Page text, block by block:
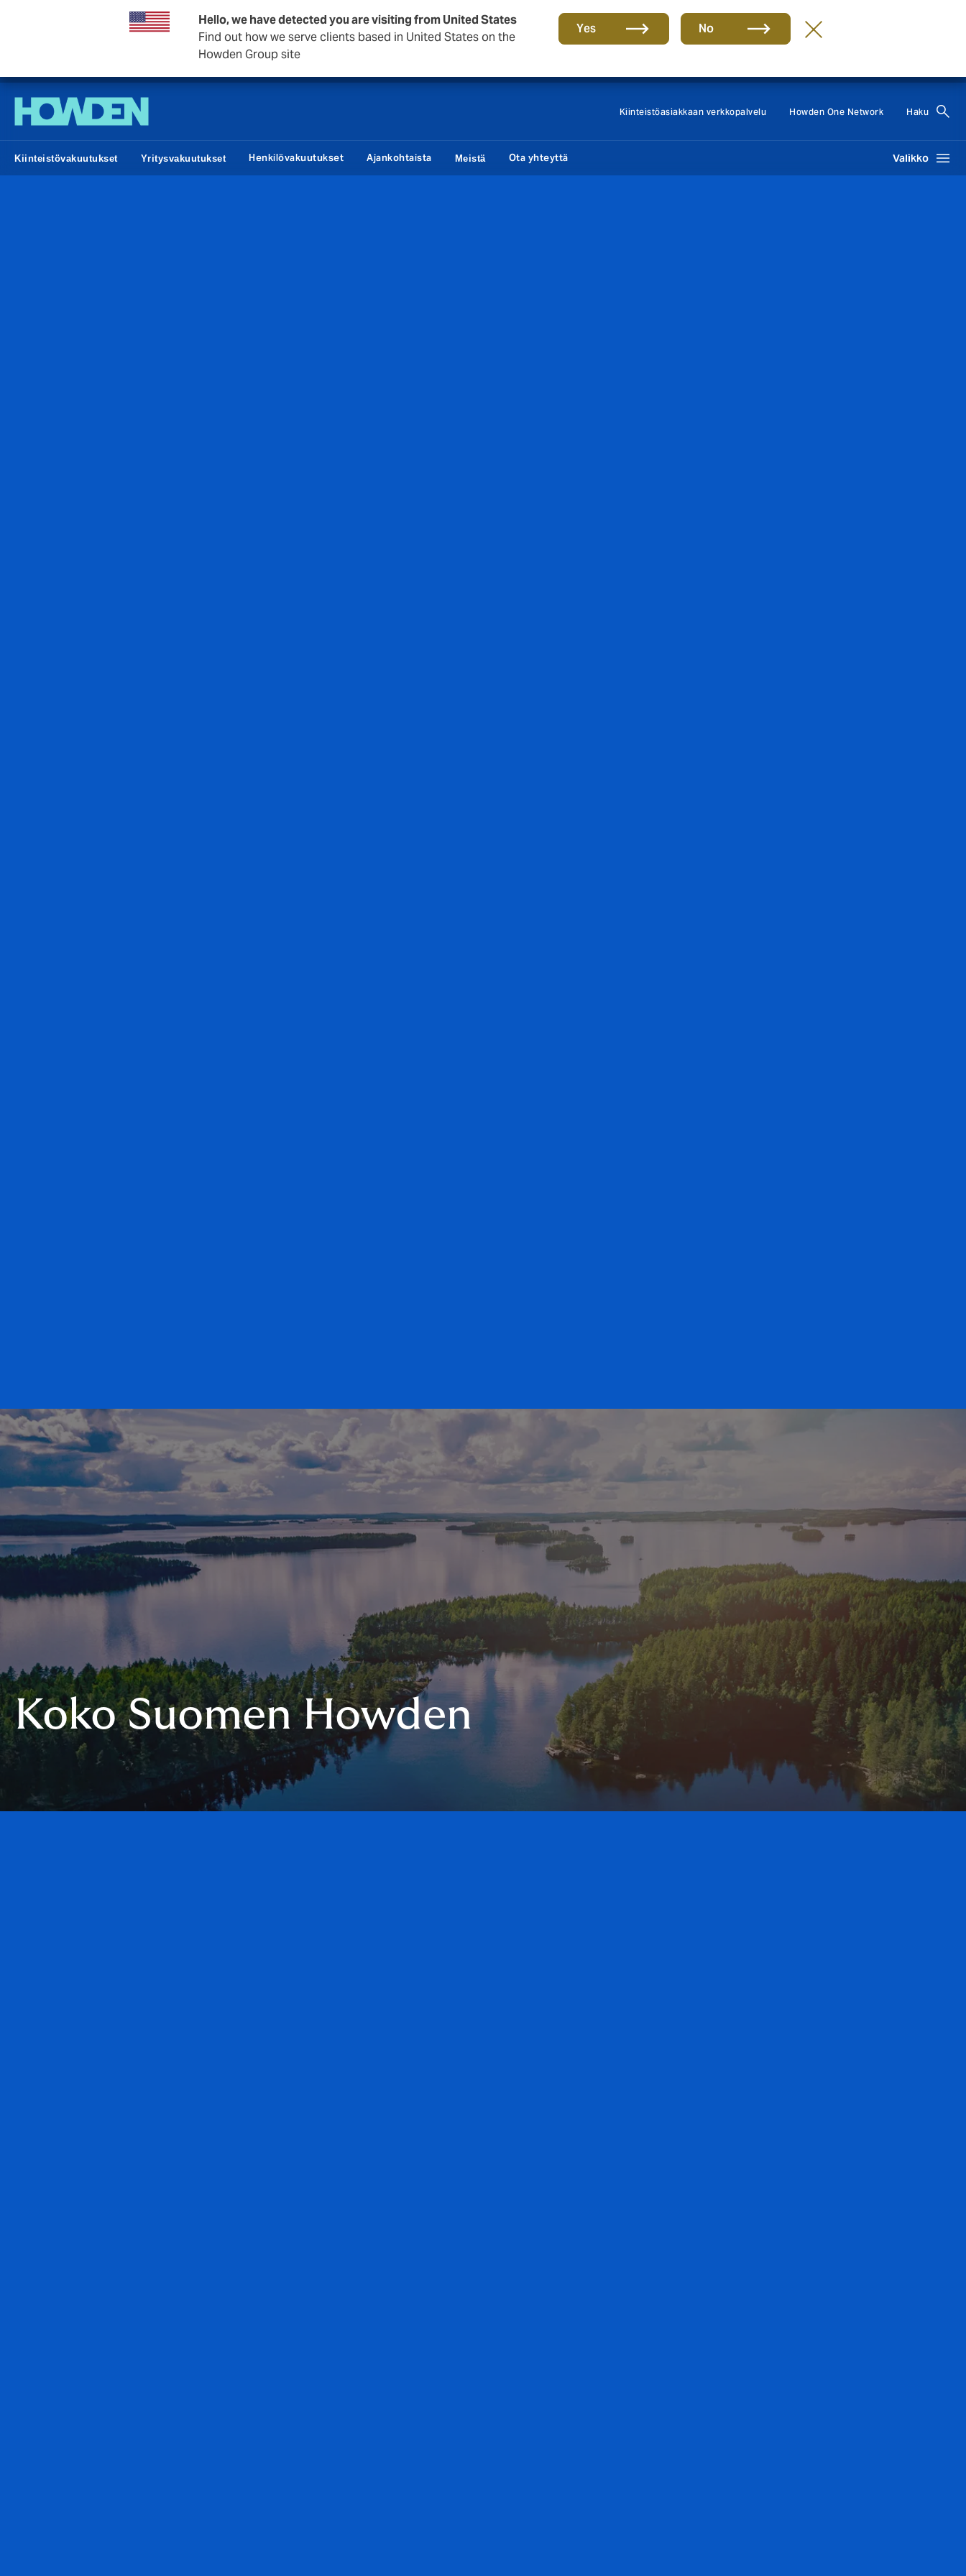
Hello, we have detected you are visiting from United States
Find out how we serve clients based in United States on the
Howden Group site
Yes No
Tärkeää asiaa sinulle taloyhtiön hallituksen jäsen!
Kiinteistöasiakkaan verkkopalvelu Howden One Network Haku
Kiinteistövakuutukset Yritysvakuutukset Henkilövakuutukset Ajankohtaista Meistä Ota yhteyttä Valikko
Koko Suomen Howden